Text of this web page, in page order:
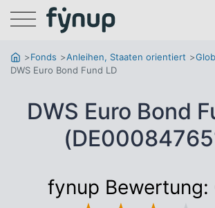
Menu
Fonds Anleihen, Staaten orientiert
DWS Euro Bond Fund LD
DWS Euro Bond
fynup Bewertung: